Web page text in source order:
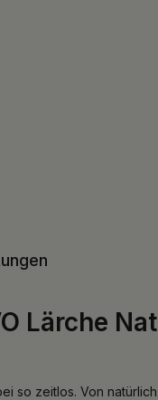
Lärche
zeitlos. Von